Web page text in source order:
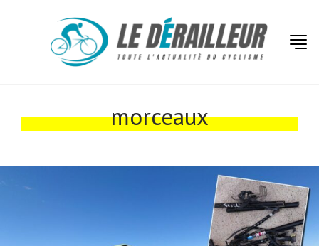
morceaux
Tests de produits
Conseils
Tendances